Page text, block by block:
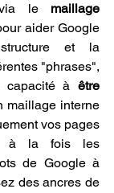
le maillage
aider Google
et la
"phrases",
capacité à être
maillage interne
vos pages
à la fois les
de Google à
des ancres de